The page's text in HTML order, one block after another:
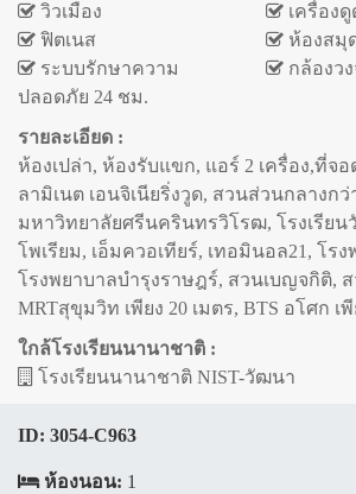
วิวเมือง
เครื่อง
ฟิตเนส
ห้องสมุ
ระบบรักษาความ
ปลอดภัย 24 ชม.
กล้องว
รายละเอียด :
ห้องเปล่า, ห้องรับแขก, แอร์ 2 เครื่อง,ที่จ
ลามิเนต เอนจิเนียริ่งวูด, สวนส่วนกลางกว่
มหาวิทยาลัยศรีนครินทรวิโรฒ, โรงเรียน
โพเรียม, เอ็มควอเทียร์, เทอมินอล21, โร
โรงพยาบาลบำรุงราษฎร์, สวนเบญจกิติ,
MRTสุขุมวิท เพียง 20 เมตร, BTS อโศก เพี
ใกล้โรงเรียนนานาชาติ :
โรงเรียนนานาชาติ NIST-วัฒนา
ID: 3054-C963
ห้องนอน: 1